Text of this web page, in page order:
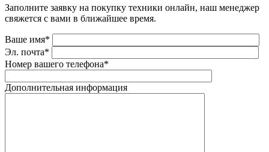
Заполните заявку на покупку техники онлайн, наш менеджер
свяжется с вами в ближайшее время.
Ваше имя*
Эл. почта*
Номер вашего телефона*
Дополнительная информация